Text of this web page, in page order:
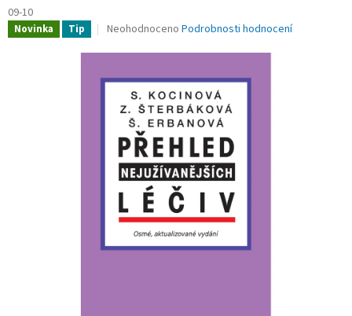
09-10
Novinka Tip
Průměrné
produktu
0,0
hvězdiček.
Neohodnoceno Podrobnosti hodnocení